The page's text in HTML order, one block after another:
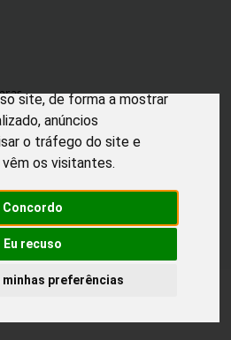
usa cookies
a sua experiência de
site, de forma a mostrar
anúncios
o tráfego do site e
os visitantes.
Concordo
Eu recuso
preferências
porPuxe Negócios
Todos os direitos
reservados.